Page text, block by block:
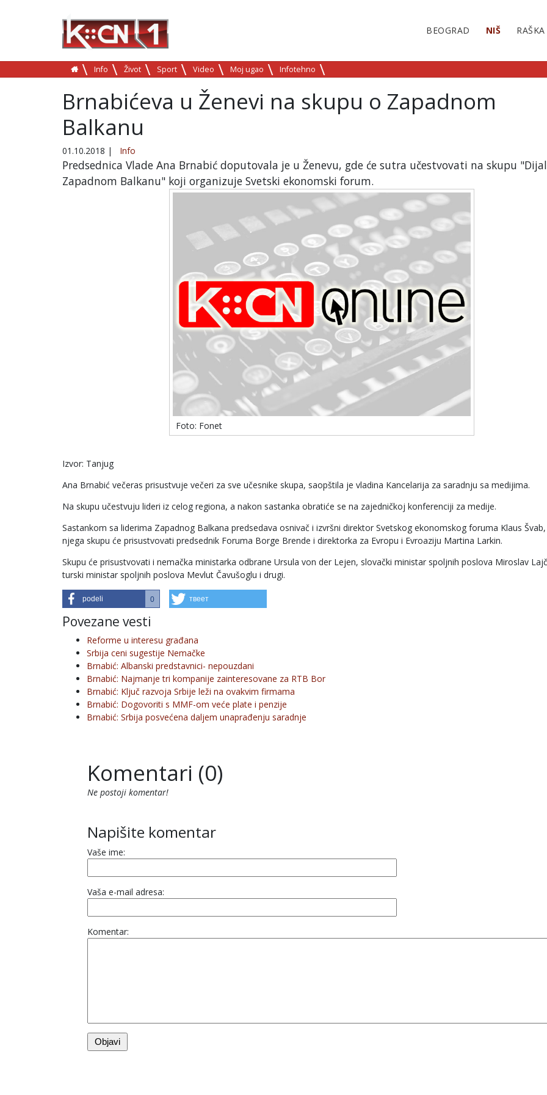
BEOGRAD NIŠ RAŠKA
Info Život Sport Video Moj ugao Infotehno
Brnabićeva u Ženevi na skupu o Zapadnom
Balkanu
01.10.2018 | Info
Predsednica Vlade Ana Brnabić doputovala je u Ženevu, gde će sutra učestvovati na skupu
Zapadnom Balkanu" koji organizuje Svetski ekonomski forum.
Foto: Fonet
Izvor: Tanjug
Ana Brnabić večeras prisustvuje večeri za sve učesnike skupa, saopštila je vladina Kancelarija za saradnju sa medijima.
Na skupu učestvuju lideri iz celog regiona, a nakon sastanka obratiće se na zajedničkoj konferenciji za medije.
Sastankom sa liderima Zapadnog Balkana predsedava osnivač i izvršni direktor Svetskog ekonomskog foruma Klaus
njega skupu će prisustvovati predsednik Foruma Borge Brende i direktorka za Evropu i Evroaziju Martina Larkin.
Skupu će prisustvovati i nemačka ministarka odbrane Ursula von der Lejen, slovački ministar spoljnih poslova Miroslav
turski ministar spoljnih poslova Mevlut Čavušoglu i drugi.
podeli 0 твеет
Povezane vesti
Reforme u interesu građana
Srbija ceni sugestije Nemačke
Brnabić: Albanski predstavnici- nepouzdani
Brnabić: Najmanje tri kompanije zainteresovane za RTB Bor
Brnabić: Ključ razvoja Srbije leži na ovakvim firmama
Brnabić: Dogovoriti s MMF-om veće plate i penzije
Brnabić: Srbija posvećena daljem unaprađenju saradnje
Komentari (0)
Ne postoji komentar!
Napišite komentar
Vaše ime:
Vaša e-mail adresa:
Komentar: